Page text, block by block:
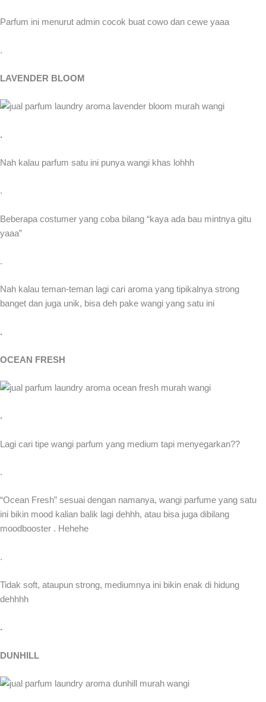
Parfum ini menurut admin cocok buat cowo dan cewe yaaa
.
LAVENDER BLOOM
.
Nah kalau parfum satu ini punya wangi khas lohhh
.
Beberapa costumer yang coba bilang “kaya ada bau mintnya gitu
yaaa”
.
Nah kalau teman-teman lagi cari aroma yang tipikalnya strong
banget dan juga unik, bisa deh pake wangi yang satu ini
.
OCEAN FRESH
.
Lagi cari tipe wangi parfum yang medium tapi menyegarkan??
.
“Ocean Fresh” sesuai dengan namanya, wangi parfume yang satu
ini bikin mood kalian balik lagi dehhh, atau bisa juga dibilang
moodbooster . Hehehe
.
Tidak soft, ataupun strong, mediumnya ini bikin enak di hidung
dehhhh
.
DUNHILL